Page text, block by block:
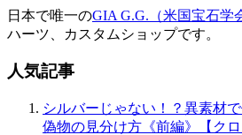
ョ
ン
日本で唯一のGIA G.G.（米国宝石学
ハーツ、カスタムショップです。
人気記事
シルバーじゃない！？異素材
偽物の見分け方《前編》【ク